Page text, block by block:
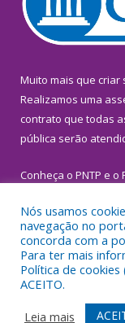
Muito mais que criar
Realizamos uma
contrato que todas
pública serão
Conheça o PNTP e o
Todos os
Mapa do Site
Nós usamos
navegação no
concorda com a
Para ter mais
Política de cookies
ACEITO.
Leia mais